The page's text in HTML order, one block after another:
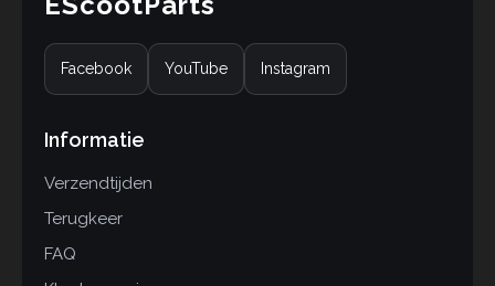
Facebook YouTube Instagram
Informatie
Verzendtijden
Terugkeer
FAQ